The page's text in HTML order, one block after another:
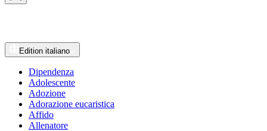
Edition italiano
Dipendenza
Adolescente
Adozione
Adorazione eucaristica
Affido
Allenatore